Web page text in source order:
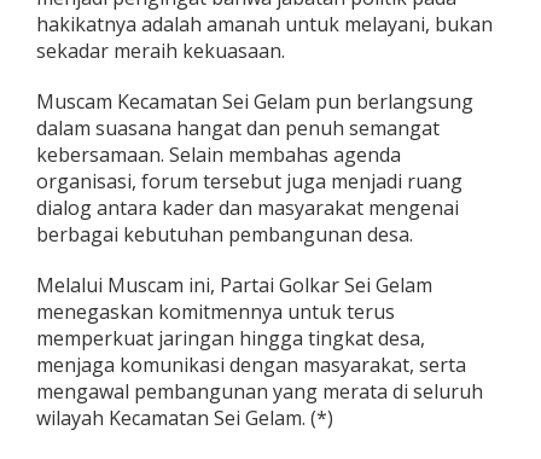
hakikatnya adalah amanah untuk melayani, bukan
sekadar meraih kekuasaan.
Muscam Kecamatan Sei Gelam pun berlangsung
dalam suasana hangat dan penuh semangat
kebersamaan. Selain membahas agenda
organisasi, forum tersebut juga menjadi ruang
dialog antara kader dan masyarakat mengenai
berbagai kebutuhan pembangunan desa.
Melalui Muscam ini, Partai Golkar Sei Gelam
menegaskan komitmennya untuk terus
memperkuat jaringan hingga tingkat desa,
menjaga komunikasi dengan masyarakat, serta
mengawal pembangunan yang merata di seluruh
wilayah Kecamatan Sei Gelam. (*)